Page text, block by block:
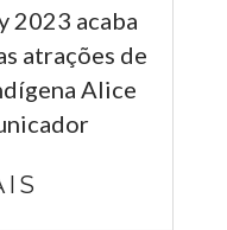
2023 acaba
atrações de
Alice